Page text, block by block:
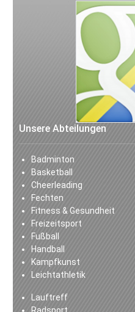
Unsere Abteilungen
Badminton
Basketball
Cheerleading
Fechten
Fitness & Gesundheit
Freizeitsport
Fußball
Handball
Kampfkunst
Leichtathletik
Lauftreff